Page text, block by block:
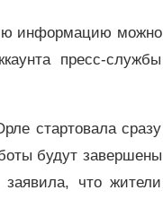
информацию можно
пресс-службы
стартовала сразу
будут завершены
что жители